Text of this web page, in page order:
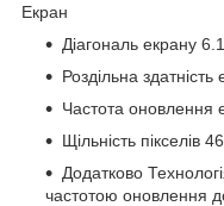
Екран
Діагональ екрану
Роздільна
Частота оновлення
Щільність пікселів
Додатково
частотою оновлення